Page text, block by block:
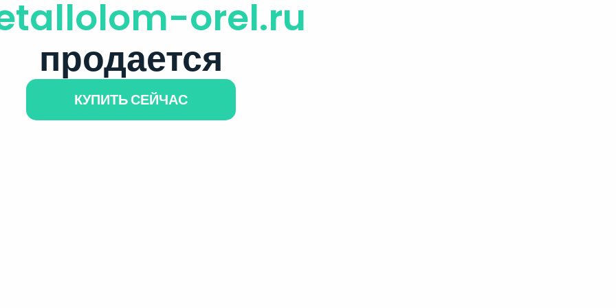
orel.ru
продается
КУПИТЬ СЕЙЧАС